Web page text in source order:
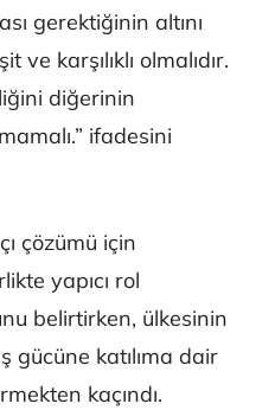
gerektiğinin altını
ve karşılıklı olmalıdır.
diğerinin
ifadesini
çözümü için
yapıcı rol
belirtirken, ülkesinin
gücüne katılıma dair
kaçındı.